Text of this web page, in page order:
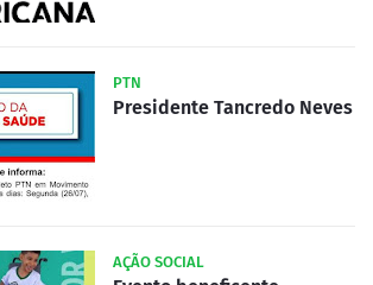
PTN
Presidente Tancredo Neves
AÇÃO SOCIAL